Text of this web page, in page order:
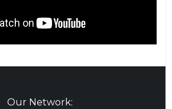
Our Network: